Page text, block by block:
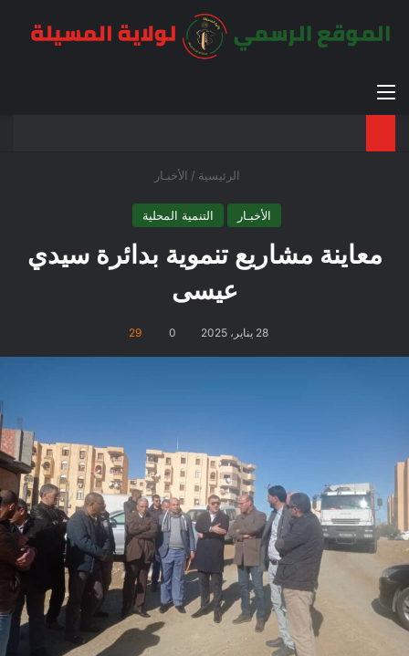
القائمة
الرئيسية / الأخبـار
الأخبـار التنمية المحلية
معاينة مشاريع تنموية بدائرة سيدي
عيسى
28 يناير، 2025 0
29